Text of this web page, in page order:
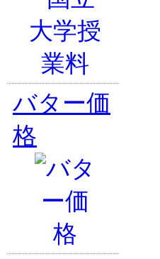
バター価
格